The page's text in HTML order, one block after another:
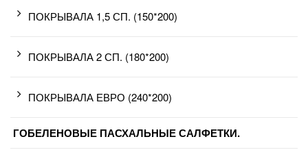
ПОКРЫВАЛА 1,5 СП. (150*200)
ПОКРЫВАЛА 2 СП. (180*200)
ПОКРЫВАЛА ЕВРО (240*200)
ГОБЕЛЕНОВЫЕ ПАСХАЛЬНЫЕ САЛФЕТКИ.